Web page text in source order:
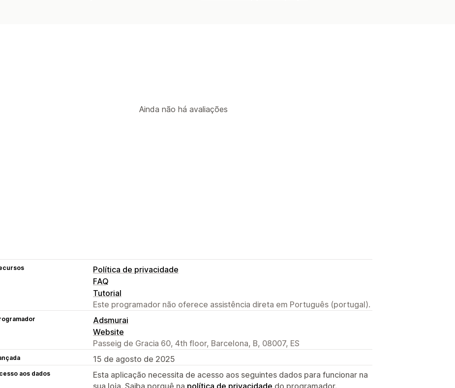
Ainda não há avaliações
Política de privacidade
FAQ
Tutorial
Este programador não oferece assistência direta em Português (portugal).
Adsmurai
Website
Passeig de Gracia 60, 4th floor, Barcelona, B, 08007, ES
15 de agosto de 2025
aos dados
Esta aplicação necessita de acesso aos seguintes dados para funcionar na
sua loja. Saiba porquê na política de privacidade do programador.